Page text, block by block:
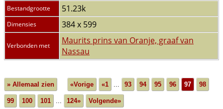
Bestandgrootte 51.23k
Dimensies 384 x 599
Verbonden met
Maurits prins van Oranje, graaf van
Nassau
» Allemaal zien «Vorige «1 ... 93 94 95 96 97 98
99 100 101 ... 124» Volgende»